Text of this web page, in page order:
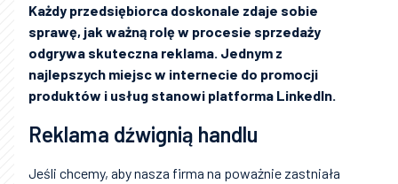
Każdy przedsiębiorca doskonale zdaje sobie
sprawę, jak ważną rolę w procesie sprzedaży
odgrywa skuteczna reklama. Jednym z
najlepszych miejsc w internecie do promocji
produktów i usług stanowi platforma LinkedIn.
Reklama dźwignią handlu
Jeśli chcemy, aby nasza firma na poważnie zastniała